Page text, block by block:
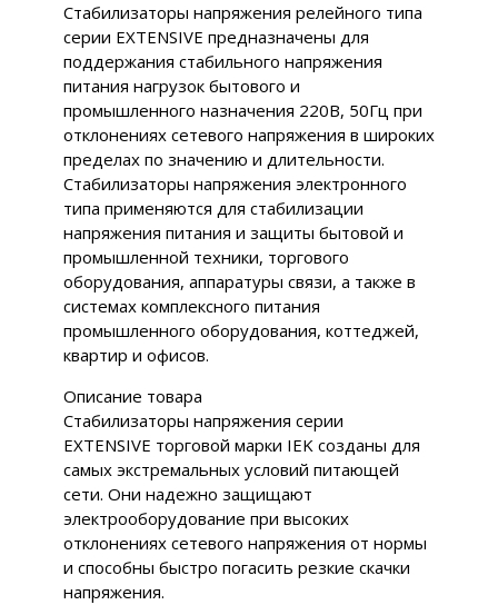
Стабилизаторы напряжения релейного типа
серии EXTENSIVE предназначены для
поддержания стабильного напряжения
питания нагрузок бытового и
промышленного назначения 220В, 50Гц при
отклонениях сетевого напряжения в широких
пределах по значению и длительности.
Стабилизаторы напряжения электронного
типа применяются для стабилизации
напряжения питания и защиты бытовой и
промышленной техники, торгового
оборудования, аппаратуры связи, а также в
системах комплексного питания
промышленного оборудования, коттеджей,
квартир и офисов.
Описание товара
Стабилизаторы напряжения серии
EXTENSIVE торговой марки IEK созданы для
самых экстремальных условий питающей
сети. Они надежно защищают
электрооборудование при высоких
отклонениях сетевого напряжения от нормы
и способны быстро погасить резкие скачки
напряжения.